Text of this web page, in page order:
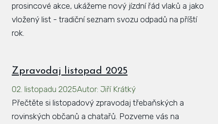
prosincové akce, ukážeme nový jízdní řád vlaků a jako
vložený list - tradiční seznam svozu odpadů na příští
rok.
Zpravodaj listopad 2025
02. listopadu 2025Autor: Jiří Krátký
Přečtěte si listopadový zpravodaj třebaňských a
rovinských občanů a chatařů. Pozveme vás na